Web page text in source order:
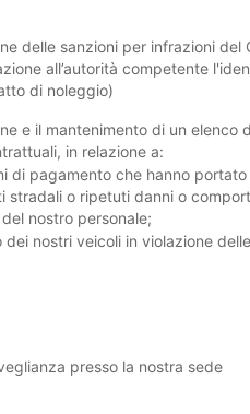
delle sanzioni per infrazioni del
all’autorità competente
di noleggio)
e il mantenimento di un elenco
in relazione a:
di pagamento che hanno
stradali o ripetuti danni o
nostro personale;
dei nostri veicoli in violazione
presso la nostra sede